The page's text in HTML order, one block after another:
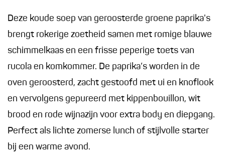
Deze koude soep van geroosterde groene paprika's
brengt rokerige zoetheid samen met romige blauwe
schimmelkaas en een frisse peperige toets van
rucola en komkommer. De paprika’s worden in de
oven geroosterd, zacht gestoofd met ui en knoflook
en vervolgens gepureerd met kippenbouillon, wit
brood en rode wijnazijn voor extra body en diepgang.
Perfect als lichte zomerse lunch of stijlvolle starter
bij een warme avond.